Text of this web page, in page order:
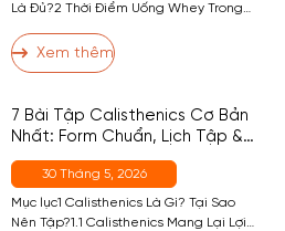
Là Đủ?2 Thời Điểm Uống Whey Trong
Thời Điểm 1 (Quan Trọng Nhất) — Sau
Tập2.2 Thời Điểm 2 — Buổi Sáng (Nếu
(Casein, Không Phải Whey)2.4 Thời
Điểm 4 — Giữa Các […]
Xem thêm
7 Bài Tập Calisthenics Cơ Bản
Nhất: Form Chuẩn, Lịch Tập &
Dinh Dưỡng Hỗ Trợ
30 Tháng 5, 2026
Mục lục1 Calisthenics Là Gì? Tại Sao
Nên Tập?1.1 Calisthenics Mang Lại Lợi